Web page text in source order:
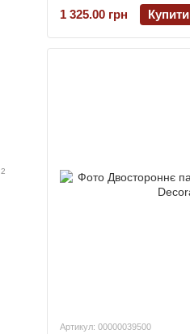
1 325.00 грн
Купити
Артикул: 00000039500
2